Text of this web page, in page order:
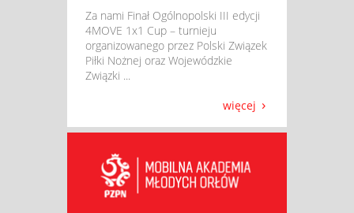
​ Za nami Finał Ogólnopolski III edycji
4MOVE 1x1 Cup – turnieju
organizowanego przez Polski Związek
Piłki Nożnej oraz Wojewódzkie
Związki ...
więcej